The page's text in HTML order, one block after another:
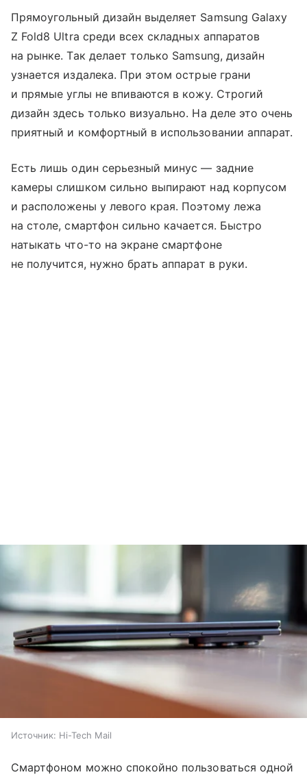
Прямоугольный дизайн выделяет Samsung Galaxy
Z Fold8 Ultra среди всех складных аппаратов
на рынке. Так делает только Samsung, дизайн
узнается издалека. При этом острые грани
и прямые углы не впиваются в кожу. Строгий
дизайн здесь только визуально. На деле это очень
приятный и комфортный в использовании аппарат.
Есть лишь один серьезный минус — задние
камеры слишком сильно выпирают над корпусом
и расположены у левого края. Поэтому лежа
на столе, смартфон сильно качается. Быстро
натыкать что-то на экране смартфоне
не получится, нужно брать аппарат в руки.
Источник: Hi-Tech Mail
Смартфоном можно спокойно пользоваться одной